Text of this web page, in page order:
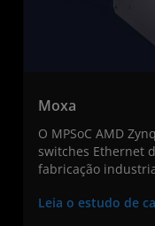
Moxa
O MPSoC AMD
switches Ethernet
fabricação
Leia o estudo de